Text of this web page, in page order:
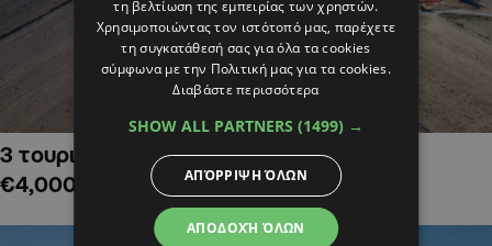
3 τουριστικά χωράφια στην Αλαμινό,
€4,000,000
τη βελτίωση της εμπειρίας των χρηστών.
Χρησιμοποιώντας τον ιστότοπό μας, παρέχετε
τη συγκατάθεσή σας για όλα τα cookies
σύμφωνα με την Πολιτική μας για τα cookies.
Διαβάστε περισσότερα
SHOW ALL PARTNERS (1499) →
ΑΠΟΔΟΧΉ ΌΛΩΝ
ΑΠΌΡΡΙΨΗ ΌΛΩΝ